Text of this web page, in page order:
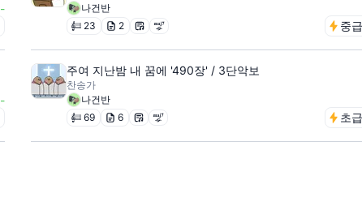
-
나건반
23 2 중급
-
주여 지난밤 내 꿈에 '490장' / 3단악보
찬송가
나건반
69 6 초급